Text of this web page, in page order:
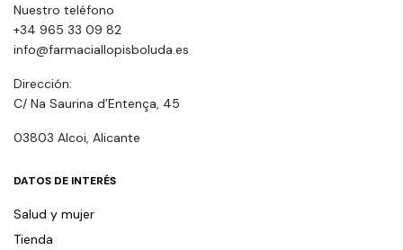
Nuestro teléfono
+34 965 33 09 82
info@farmaciallopisboluda.es
Dirección:
C/ Na Saurina d’Entença, 45
03803 Alcoi, Alicante
DATOS DE INTERÉS
Salud y mujer
Tienda